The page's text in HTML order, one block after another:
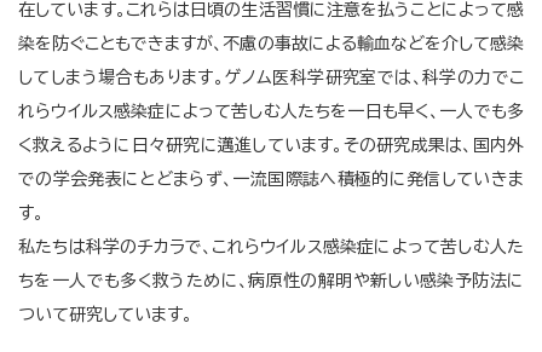
在しています。これらは日頃の生活習慣に注意を払うことによって感
染を防ぐこともできますが、不慮の事故による輸血などを介して感染
してしまう場合もあります。ゲノム医科学研究室では、科学の力でこ
れらウイルス感染症によって苦しむ人たちを一日も早く、一人でも多
く救えるように日々研究に邁進しています。その研究成果は、国内外
での学会発表にとどまらず、一流国際誌へ積極的に発信していきま
す。
私たちは科学のチカラで、これらウイルス感染症によって苦しむ人た
ちを一人でも多く救うために、病原性の解明や新しい感染予防法に
ついて研究しています。